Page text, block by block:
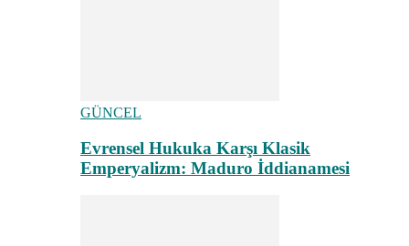
GÜNCEL
Evrensel Hukuka Karşı Klasik
Emperyalizm: Maduro İddianamesi